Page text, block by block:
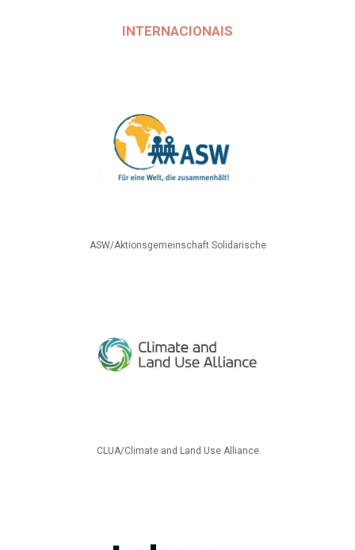
INTERNACIONAIS
ASW/Aktionsgemeinschaft Solidarische
CLUA/Climate and Land Use Alliance